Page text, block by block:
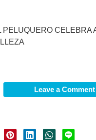
PELUQUERO CELEBRA
Leave a Comment